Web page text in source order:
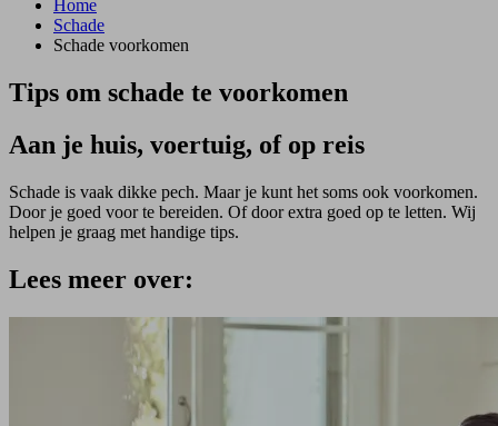
Home
Schade
Schade voorkomen
Tips om schade te voorkomen
Aan je huis, voertuig, of op reis
Schade is vaak dikke pech. Maar je kunt het soms ook voorkomen.
Door je goed voor te bereiden. Of door extra goed op te letten. Wij
helpen je graag met handige tips.
Lees meer over: